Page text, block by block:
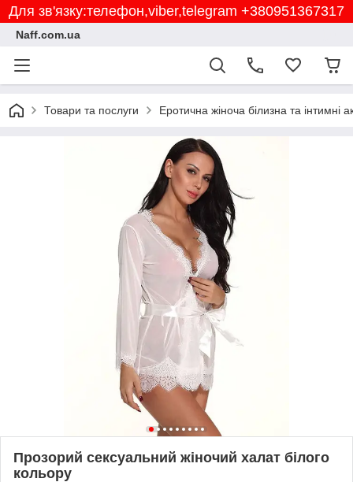
Для зв'язку:телефон,viber,telegram +380951367317
Naff.com.ua
Товари та послуги Еротична жіноча білизна та інтимні
Прозорий сексуальний жіночий халат білого
кольору